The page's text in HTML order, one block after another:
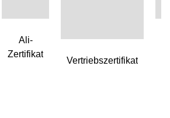
Ali-
Zertifikat
Vertriebszertifikat